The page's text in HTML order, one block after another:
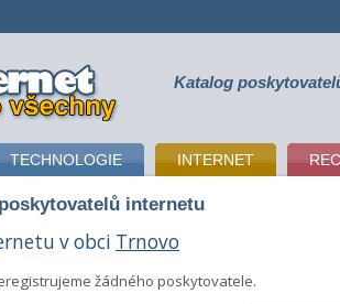
Katalog
TECHNOLOGIE INTERNET
internetu
v obci Trnovo
žádného poskytovatele.